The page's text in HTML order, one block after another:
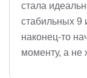
стала
стабильных 9
наконец-то
моменту, а не